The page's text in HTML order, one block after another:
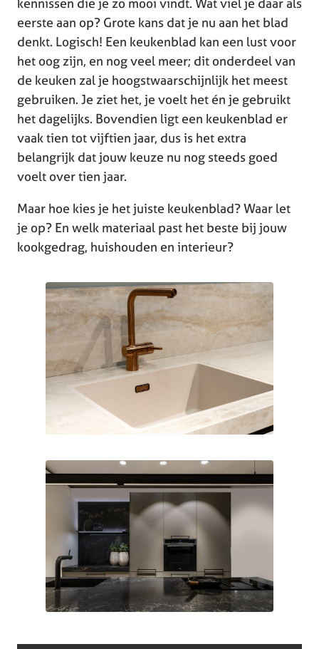
kennissen die je zo mooi vindt. Wat viel je daar als
eerste aan op? Grote kans dat je nu aan het blad
denkt. Logisch! Een keukenblad kan een lust voor
het oog zijn, en nog veel meer; dit onderdeel van
de keuken zal je hoogstwaarschijnlijk het meest
gebruiken. Je ziet het, je voelt het én je gebruikt
het dagelijks. Bovendien ligt een keukenblad er
vaak tien tot vijftien jaar, dus is het extra
belangrijk dat jouw keuze nu nog steeds goed
voelt over tien jaar.
Maar hoe kies je het juiste keukenblad? Waar let
je op? En welk materiaal past het beste bij jouw
kookgedrag, huishouden en interieur?